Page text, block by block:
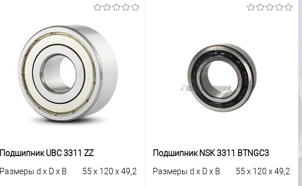
Запросить цену
Купить в 1 клик
К сравнению
В избранное
Под заказ
Купить в 1 клик
К сравнению
В избранное
Под заказ
Подшипник UBC 3311 ZZ
Размеры d x D x B
55 x 120 x 49,2
Подшипник NSK 3311 BTNGC3
Размеры d x D x B
55 x 120 x 49,2